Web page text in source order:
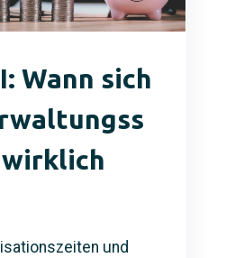
Wann sich
und